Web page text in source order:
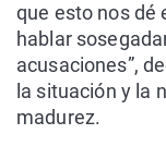
que esto nos dé
hablar
acusaciones”,
la situación y la
madurez.